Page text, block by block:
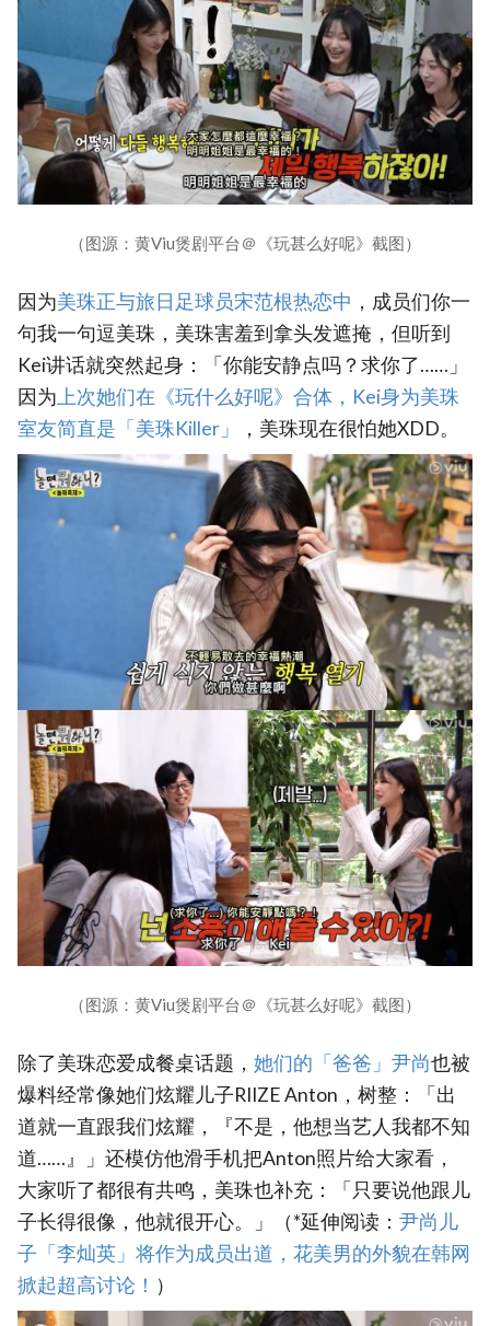
（图源：黄Viu煲剧平台＠《玩甚么好呢》截图）
因为‎美珠正与旅日足球员宋范根热恋中 ，成员们你一
句我一句逗美珠，美珠害羞到拿头发遮掩，但听到
Kei讲话就突然起身：「你能安静点吗？求你了……」
因为上次她们在《玩什么好呢》合体，Kei身为美珠
室友简直是「美珠Killer」
，美珠现在很怕她XDD。
（图源：黄Viu煲剧平台＠《玩甚么好呢》截图）
除了美珠恋爱成餐桌话题， 她们的「爸爸」尹尚也被
爆料经常像她们炫耀儿子‎RIIZE Anton，树整：「出
道就一直跟我们炫耀，『不是，他想当艺人我都不知
道……』」还模仿他滑手机把Anton照片给大家看，
大家听了都很有共鸣，美珠也补充：「只要说他跟儿
子长得很像，他就很开心。」（*延伸阅读： 尹尚儿
子「李灿英」将作为成员出道，花美男的外貌在韩网
掀起超高讨论！ ）